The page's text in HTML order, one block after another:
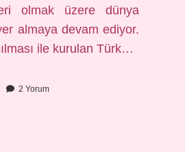
olmak üzere dünya
almaya devam ediyor.
ile kurulan Türk…
2 Yorum